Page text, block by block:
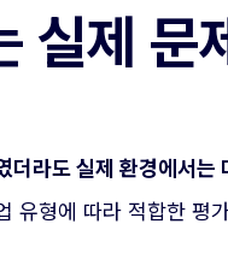
실제 문
더라도 실제 환경에서는
유형에 따라 적합한 평